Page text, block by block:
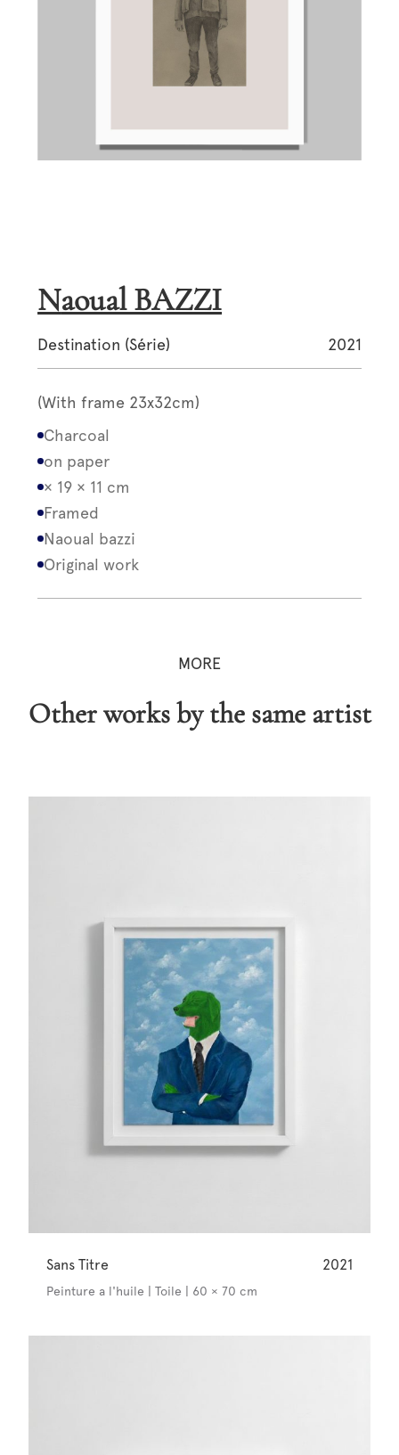
Naoual BAZZI
Destination (Série) 2021
(With frame 23x32cm)
Charcoal
on paper
× 19 × 11 cm
Framed
Naoual bazzi
Original work
MORE
Other works by the same artist
Sans Titre 2021
Peinture a l'huile | Toile | 60 × 70 cm